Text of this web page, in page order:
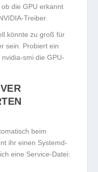
, ob die GPU erkannt
Treiber.
könnte zu groß für
sein. Probiert ein
nvidia-smi die GPU-
beim
ihr einen Systemd-
eine Service-Datei: